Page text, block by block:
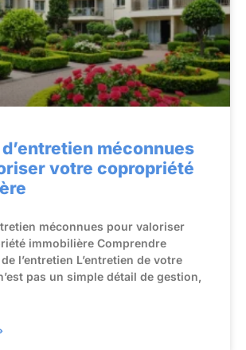
méconnues
votre copropriété
méconnues pour valoriser
immobilière Comprendre
l’entretien L’entretien de votre
pas un simple détail de gestion,